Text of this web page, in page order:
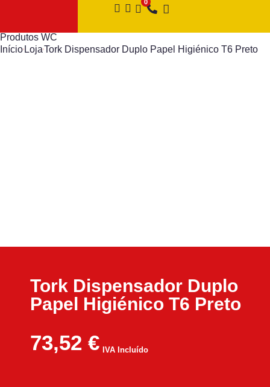
Produtos WC
Início LojaTork Dispensador Duplo Papel Higiénico T6 Preto
Tork Dispensador Duplo
Papel Higiénico T6 Preto
73,52 € IVA Incluído